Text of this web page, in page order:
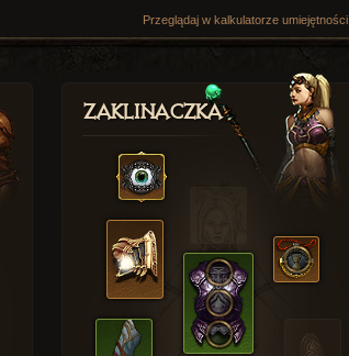
Przeglądaj w kalkulatorze umiejętności
Zaklinaczka